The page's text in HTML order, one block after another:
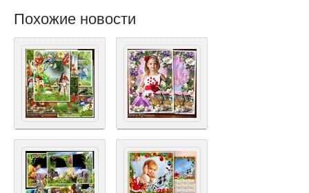
Похожие новости